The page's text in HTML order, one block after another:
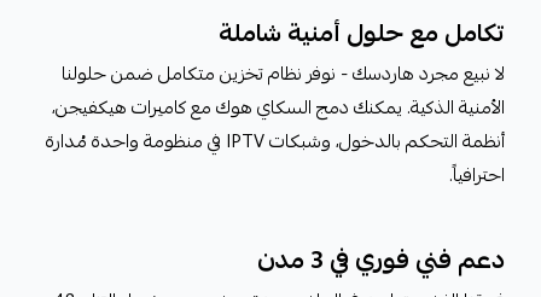
تكامل مع حلول أمنية شاملة
لا نبيع مجرد هاردسك - نوفر نظام تخزين متكامل ضمن حلولنا
الأمنية الذكية. يمكنك دمج السكاي هوك مع كاميرات هيكفيجن،
أنظمة التحكم بالدخول، وشبكات IPTV في منظومة واحدة مُدارة
احترافياً.
دعم فني فوري في 3 مدن